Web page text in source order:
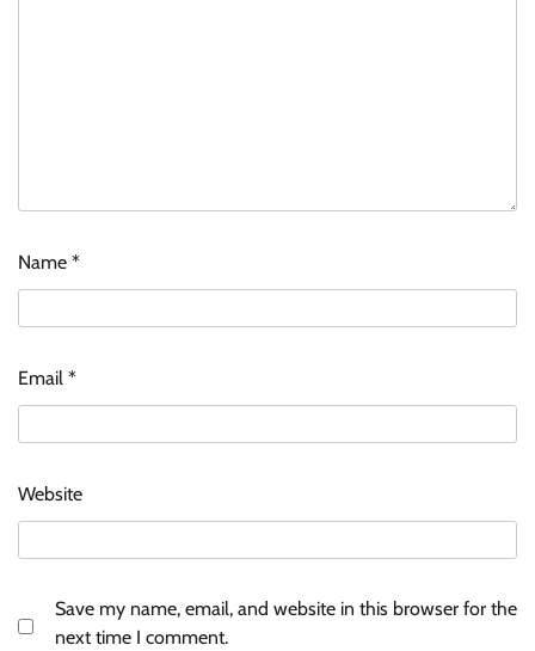
Name *
Email *
Website
Save my name, email, and website in this browser for the
next time I comment.